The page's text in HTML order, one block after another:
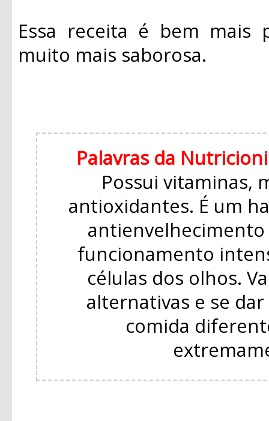
Essa receita é bem mais
muito mais saborosa.
Palavras da
Possui vitaminas,
antioxidantes. É um
funcionamento
células dos olhos.
alternativas e se
comida